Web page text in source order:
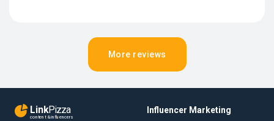
More reviews
LinkPizza
content & influencers
Influencer Marketing